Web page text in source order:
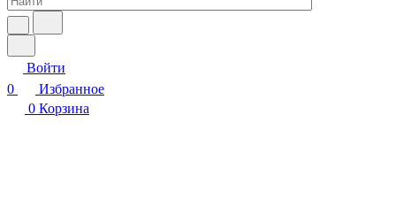
Войти
0
Избранное
0 Корзина